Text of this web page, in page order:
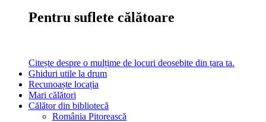
Pentru suflete călătoare
Citește despre o mulțime de locuri deosebite din țara ta.
Ghiduri utile la drum
Recunoaște locația
Mari călători
Călător din bibliotecă
România Pitorească